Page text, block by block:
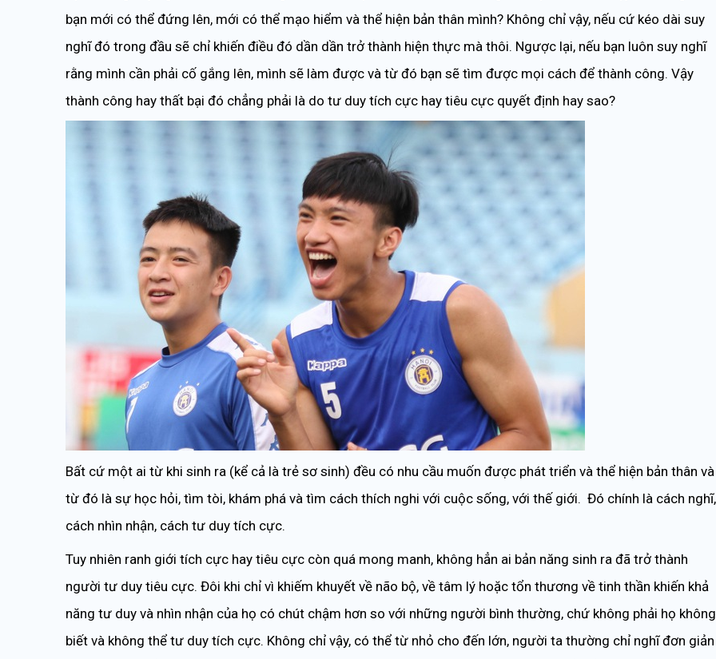
bạn mới có thể đứng lên, mới có thể mạo hiểm và thể hiện bản thân mình? Không chỉ vậy, nếu cứ kéo dài suy
nghĩ đó trong đầu sẽ chỉ khiến điều đó dần dần trở thành hiện thực mà thôi. Ngược lại, nếu bạn luôn suy nghĩ
rằng mình cần phải cố gắng lên, mình sẽ làm được và từ đó bạn sẽ tìm được mọi cách để thành công. Vậy
thành công hay thất bại đó chẳng phải là do tư duy tích cực hay tiêu cực quyết định hay sao?
Bất cứ một ai từ khi sinh ra (kể cả là trẻ sơ sinh) đều có nhu cầu muốn được phát triển và thể hiện bản thân và
từ đó là sự học hỏi, tìm tòi, khám phá và tìm cách thích nghi với cuộc sống, với thế giới. Đó chính là cách nghĩ,
cách nhìn nhận, cách tư duy tích cực.
Tuy nhiên ranh giới tích cực hay tiêu cực còn quá mong manh, không hẳn ai bản năng sinh ra đã trở thành
người tư duy tiêu cực. Đôi khi chỉ vì khiếm khuyết về não bộ, về tâm lý hoặc tổn thương về tinh thần khiến khả
năng tư duy và nhìn nhận của họ có chút chậm hơn so với những người bình thường, chứ không phải họ không
biết và không thể tư duy tích cực. Không chỉ vậy, có thể từ nhỏ cho đến lớn, người ta thường chỉ nghĩ đơn giản